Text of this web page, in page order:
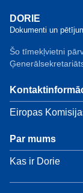
DORIE
Dokumenti un
Šo tīmekļvietni
Eiropas
Par mums
Kas ir Dorie